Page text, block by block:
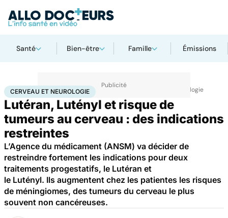
Santé Bien-être Famille Émissions
AccueilSantéMaladiesMaladies neurologiques Cerveau et neurologie
CERVEAU ET NEUROLOGIE
Lutéran, Lutényl et risque de
tumeurs au cerveau : des indications
restreintes
L’Agence du médicament (ANSM) va décider de
restreindre fortement les indications pour deux
traitements progestatifs, le Lutéran et
le Lutényl. Ils augmentent chez les patientes les risques
de méningiomes, des tumeurs du cerveau le plus
souvent non cancéreuses.